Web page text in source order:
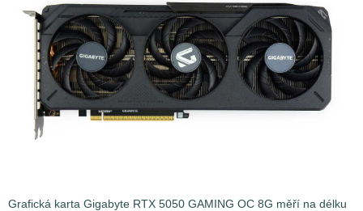
Grafická karta Gigabyte RTX 5050 GAMING OC 8G měří na délku